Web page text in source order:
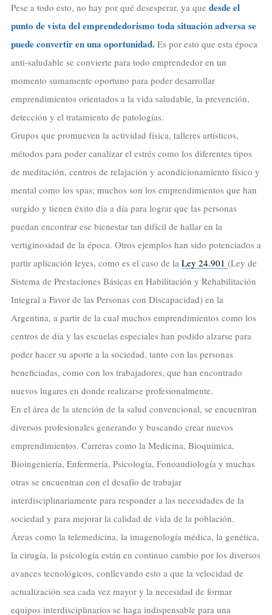
Pese a todo esto, no hay por qué desesperar, ya que desde el
punto de vista del emprendedorismo toda situación adversa se
puede convertir en una oportunidad. Es por esto que esta época
anti-saludable se convierte para todo emprendedor en un
momento sumamente oportuno para poder desarrollar
emprendimientos orientados a la vida saludable, la prevención,
detección y el tratamiento de patologías.
Grupos que promueven la actividad física, talleres artísticos,
métodos para poder canalizar el estrés como los diferentes tipos
de meditación, centros de relajación y acondicionamiento físico y
mental como los spas; muchos son los emprendimientos que han
surgido y tienen éxito día a día para lograr que las personas
puedan encontrar ese bienestar tan difícil de hallar en la
vertiginosidad de la época. Otros ejemplos han sido potenciados a
partir aplicación leyes, como es el caso de la Ley 24.901 (Ley de
Sistema de Prestaciones Básicas en Habilitación y Rehabilitación
Integral a Favor de las Personas con Discapacidad) en la
Argentina, a partir de la cual muchos emprendimientos como los
centros de día y las escuelas especiales han podido alzarse para
poder hacer su aporte a la sociedad, tanto con las personas
beneficiadas, como con los trabajadores, que han encontrado
nuevos lugares en donde realizarse profesionalmente.
En el área de la atención de la salud convencional, se encuentran
diversos profesionales generando y buscando crear nuevos
emprendimientos. Carreras como la Medicina, Bioquímica,
Bioingeniería, Enfermería, Psicología, Fonoaudiología y muchas
otras se encuentran con el desafío de trabajar
interdisciplinariamente para responder a las necesidades de la
sociedad y para mejorar la calidad de vida de la población.
Áreas como la telemedicina, la imagenología médica, la genética,
la cirugía, la psicología están en continuo cambio por los diversos
avances tecnológicos, conllevando esto a que la velocidad de
actualización sea cada vez mayor y la necesidad de formar
equipos interdisciplinarios se haga indispensable para una